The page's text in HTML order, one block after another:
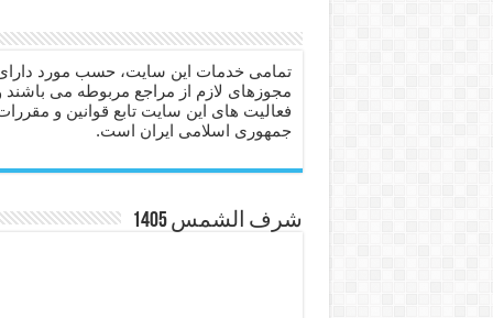
دعا برای عاشق شدن طرف
دعای حفظ جان عزیزان از
انواع ذکرهای الهی و خواص
دعای روزی و رفع فقر –
دعای قوی برای حاجات
ختم سوره تکاثر برای جذب
تمامی خدمات این سایت، حسب مورد
مجوزهای لازم از مراجع مربوطه می باشند
فعالیت های این سایت تابع قوانین و
جمهوری اسلامی ایران است.
شرف الشمس 1405